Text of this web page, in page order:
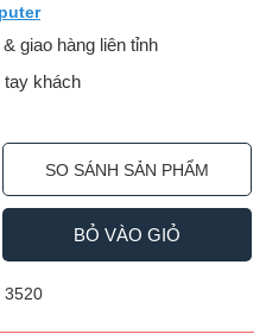
giao hàng liên tỉnh
tay khách
SO SÁNH SẢN PHẨM
BỎ VÀO GIỎ
3520